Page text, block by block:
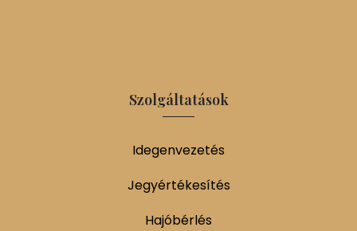
Szolgáltatások
Idegenvezetés
Jegyértékesítés
Hajóbérlés